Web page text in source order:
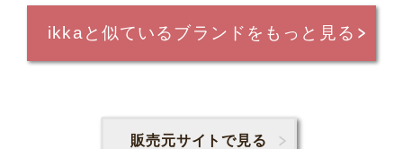
ikkaと似ているブランドをもっと見る
販売元サイトで見る